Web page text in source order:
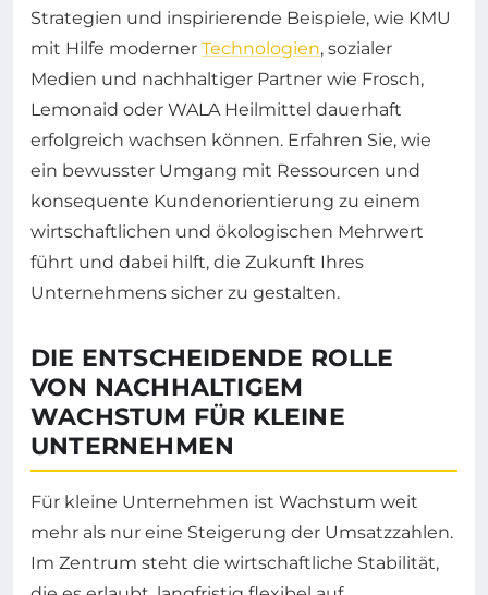
Strategien und inspirierende Beispiele, wie KMU
mit Hilfe moderner Technologien, sozialer
Medien und nachhaltiger Partner wie Frosch,
Lemonaid oder WALA Heilmittel dauerhaft
erfolgreich wachsen können. Erfahren Sie, wie
ein bewusster Umgang mit Ressourcen und
konsequente Kundenorientierung zu einem
wirtschaftlichen und ökologischen Mehrwert
führt und dabei hilft, die Zukunft Ihres
Unternehmens sicher zu gestalten.
DIE ENTSCHEIDENDE ROLLE
VON NACHHALTIGEM
WACHSTUM FÜR KLEINE
UNTERNEHMEN
Für kleine Unternehmen ist Wachstum weit
mehr als nur eine Steigerung der Umsatzzahlen.
Im Zentrum steht die wirtschaftliche Stabilität,